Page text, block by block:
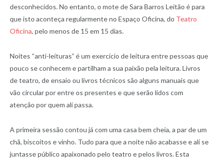
desconhecidos. No entanto, o mote de Sara Barros Leitão é para
que isto aconteça regularmente no Espaço Oficina, do Teatro
Oficina, pelo menos de 15 em 15 dias.
Noites “anti-leituras” é um exercício de leitura entre pessoas que
pouco se conhecem e partilham a sua paixão pela leitura. Livros
de teatro, de ensaio ou livros técnicos são alguns manuais que
vão circular por entre os presentes e que serão lidos com
atenção por quem ali passa.
A primeira sessão contou já com uma casa bem cheia, a par de um
chã, biscoitos e vinho. Tudo para que a noite não acabasse e ali se
juntasse público apaixonado pelo teatro e pelos livros. Esta